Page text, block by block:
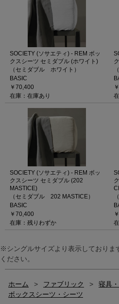
SOCIETY (ソサエティ) - REM ボッ
クスシーツ セミダブル (ホワイト)
（セミダブル ホワイト）
BASIC
￥70,400
在庫：在庫あり
SOCIETY (ソサエティ) - REM ボッ
クスシーツ セミダブル (202
MASTICE)
（セミダブル 202 MASTICE）
BASIC
￥70,400
在庫：残りわずか
※シングルサイズより表示しておりま
ください。
ホーム > ファブリック > 寝具
ボックスシーツ・シーツ